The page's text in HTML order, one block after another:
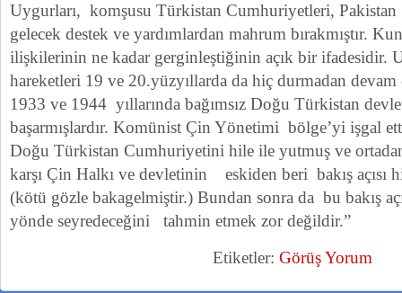
Uygurları, komşusu Türkistan Cumhuriyetleri, Pakistan
gelecek destek ve yardımlardan mahrum bırakmıştır.
ilişkilerinin ne kadar gerginleştiğinin açık bir ifadesidir.
hareketleri 19 ve 20.yüzyıllarda da hiç durmadan
1933 ve 1944 yıllarında bağımsız Doğu Türkistan
başarmışlardır. Komünist Çin Yönetimi bölge’yi işgal
Doğu Türkistan Cumhuriyetini hile ile yutmuş ve
karşı Çin Halkı ve devletinin eskiden beri bakış açısı
(kötü gözle bakagelmiştir.) Bundan sonra da bu bakış
yönde seyredeceğini tahmin etmek zor değildir.”
Etiketler: Görüş Yorum